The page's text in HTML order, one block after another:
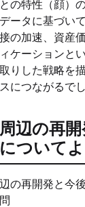
の特性（顔）
ータに基づい
の加速、資産
ケーションと
りした戦略を
につながるでし
辺の再
ついて